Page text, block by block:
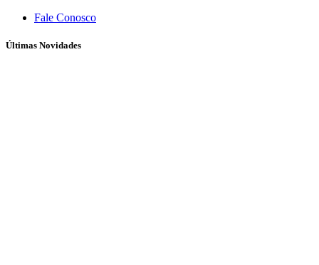
Fale Conosco
Últimas Novidades